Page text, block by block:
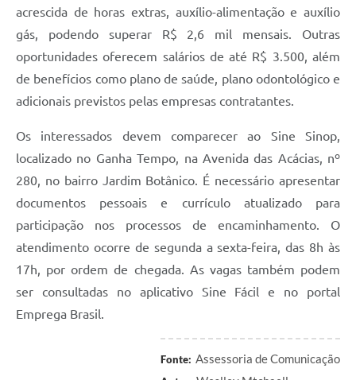
acrescida de horas extras, auxílio-alimentação e auxílio
gás, podendo superar R$ 2,6 mil mensais. Outras
oportunidades oferecem salários de até R$ 3.500, além
de benefícios como plano de saúde, plano odontológico e
adicionais previstos pelas empresas contratantes.
Os interessados devem comparecer ao Sine Sinop,
localizado no Ganha Tempo, na Avenida das Acácias, nº
280, no bairro Jardim Botânico. É necessário apresentar
documentos pessoais e currículo atualizado para
participação nos processos de encaminhamento. O
atendimento ocorre de segunda a sexta-feira, das 8h às
17h, por ordem de chegada. As vagas também podem
ser consultadas no aplicativo Sine Fácil e no portal
Emprega Brasil.
Fonte: Assessoria de Comunicação